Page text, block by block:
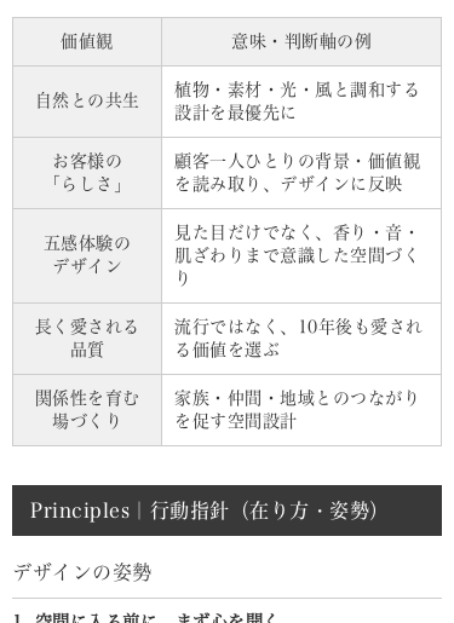
価値観 意味・判断軸の例
自然との共生
植物・素材・光・風と調和する
設計を最優先に
お客様の
「らしさ」
顧客一人ひとりの背景・価値観
を読み取り、デザインに反映
五感体験の
デザイン
見た目だけでなく、香り・音・
肌ざわりまで意識した空間づく
り
長く愛される
品質
流行ではなく、10年後も愛され
る価値を選ぶ
関係性を育む
場づくり
家族・仲間・地域とのつながり
を促す空間設計
Principles｜行動指針（在り方・姿勢）
デザインの姿勢